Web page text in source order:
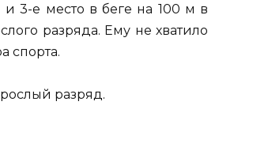
3-е место в беге на 100 м в
разряда. Ему не хватило
спорта.
разряд.